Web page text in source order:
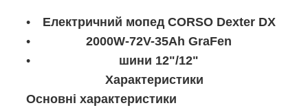
Електричний мопед CORSO Dexter DX
2000W-72V-35Ah GraFen
шини 12"/12"
Характеристики
Основні характеристики